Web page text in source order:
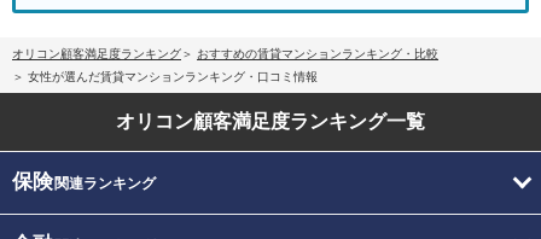
オリコン顧客満足度ランキング
おすすめの賃貸マンションランキング・比較
女性が選んだ賃貸マンションランキング・口コミ情報
オリコン顧客満足度ランキング一覧
保険関連ランキング